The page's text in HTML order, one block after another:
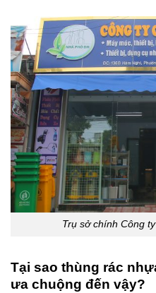
Trụ sở chính Công
Tại sao thùng rác
ưa chuộng đến vậy?